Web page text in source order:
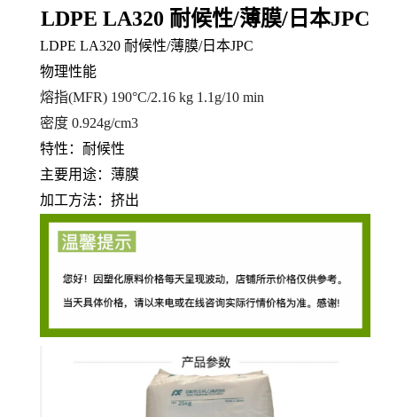
LDPE LA320 耐候性/薄膜/日本JPC
LDPE LA320 耐候性/薄膜/日本JPC
物理性能
熔指(MFR) 190°C/2.16 kg 1.1 g/10 min
密度 0.924g/cm3
特性：耐候性
主要用途：薄膜
加工方法：挤出